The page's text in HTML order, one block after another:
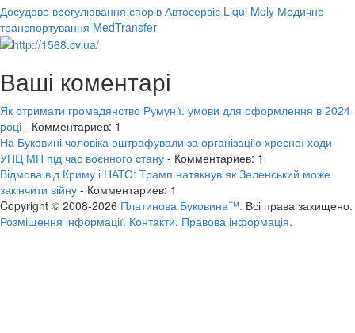
Досудове врегулювання спорів Автосервіс Liqui Moly Медичне
транспортування MedTransfer
Ваші коментарі
Як отримати громадянство Румунії: умови для оформлення в 2024
році - Комментариев: 1
На Буковині чоловіка оштрафували за організацію хресної ходи
УПЦ МП під час воєнного стану - Комментариев: 1
Відмова від Криму і НАТО: Трамп натякнув як Зеленський може
закінчити війну - Комментариев: 1
Copyright © 2008-2026 Платинова Буковина™. Всі права захищено.
Розміщення інформації. Контакти. Правова інформація.